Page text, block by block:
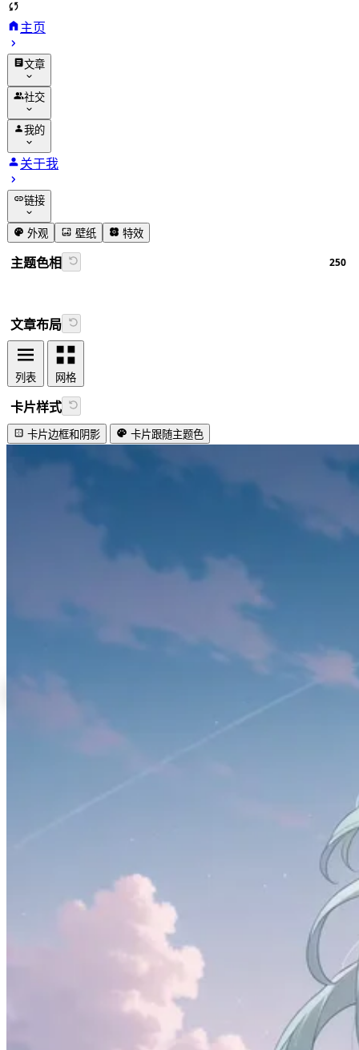
主页
文章
归档
分类
标签
社交
友链
留言
我的
动态
追番
番组计划
书签导航
关于我
链接
GitHub
Firefly文档
外观 壁纸 特效
主题色相 250
文章布局
列表 网格
卡片样式
卡片边框和阴影 卡片跟随主题色
Lovely firefly!
#Nacos